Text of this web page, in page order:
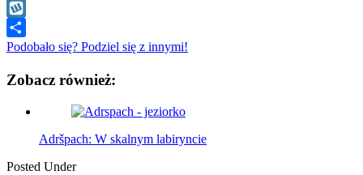
WhatsApp
Wykop
Podobało się? Podziel się z innymi!
Zobacz również:
Adršpach: W skalnym labiryncie
Posted Under